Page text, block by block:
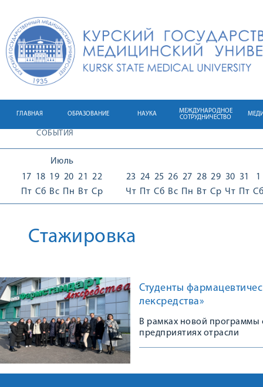
ГЛАВНАЯ ОБРАЗОВАНИЕ НАУКА
МЕЖДУНАРОДНОЕ
СОТРУДНИЧЕСТВО
СОБЫТИЯ
Июль
17
Пт
18
Сб
19
Вс
20
Пн
21
Вт
22
Ср
23
Чт
24
Пт
25
Сб
26
Вс
27
Пн
28
Вт
29
Ср
30
Чт
31
Пт
1
Сб
Стажировка
Студенты
лексредства»
В рамках новой программы
предприятиях отрасли